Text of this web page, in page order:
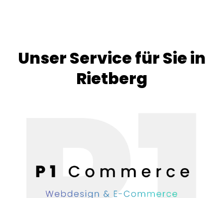
Unser Service für Sie in
Rietberg